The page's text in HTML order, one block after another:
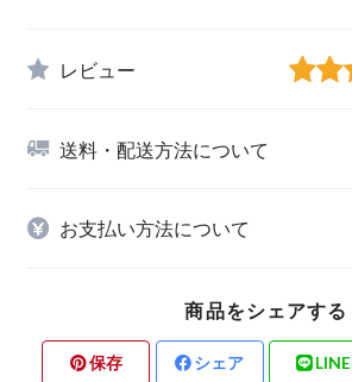
レビュー
送料・配送方法について
お支払い方法について
商品をシェアする
保存 シェア LINE